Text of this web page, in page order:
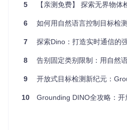
5 【亲测免费】 探索无界物体检测：
6 如何用自然语言控制目标检测：
7 探索Dino：打造实时通信的
8 告别固定类别限制：用自然语言指
9 开放式目标检测新纪元：
10 Grounding DINO全攻略：开放式目标检